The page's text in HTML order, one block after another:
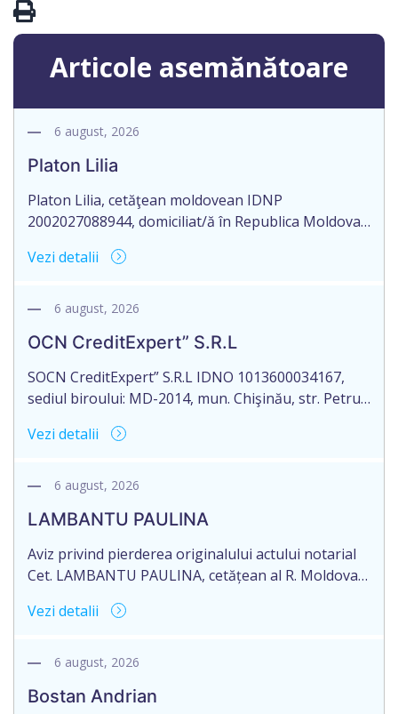
Articole asemănătoare
6 august, 2026
Platon Lilia
Platon Lilia, cetăţean moldovean IDNP
2002027088944, domiciliat/ă în Republica Moldova,
ap. 1, identificat/ă prin buletinul de identitate
Servicii Publice, anunţă pierderea Testamentului
notarul Mamadjanova Tatiana, originalul căruia se
păstrează în arhiva […]
Vezi detalii
6 august, 2026
OCN CreditExpert” S.R.L
SOCN CreditExpert” S.R.L IDNO 1013600034167,
sediul biroului: MD-2014, mun. Chişinău, str. Petru
cunoștință pierderea originalului actului notarial:
26.03.2026, autentificat de notarul Dumbrava
Vezi detalii
6 august, 2026
LAMBANTU PAULINA
Aviz privind pierderea originalului actului notarial
Cet. LAMBANTU PAULINA, cetățean al R. Moldova,
domiciliată în R. Moldova, r-nul Anenii Noi, satul
actului notarial: Certificatului de moștenitor
notarul din or. Sîngerei – G. Horoșaia (licența nr.
Vezi detalii
6 august, 2026
Bostan Andrian